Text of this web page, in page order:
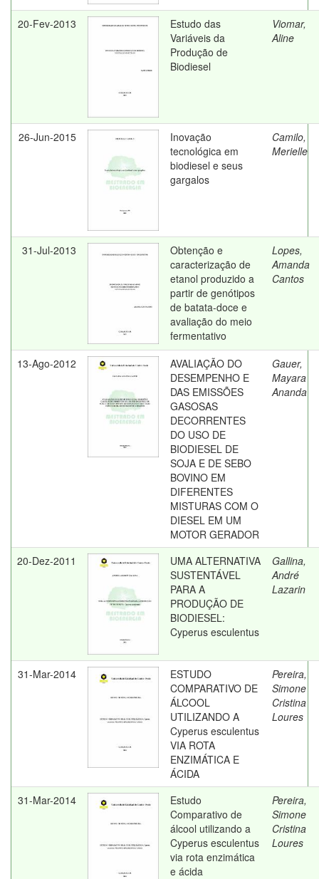
20-Fev-2013
Estudo das
Variáveis da
Produção de
Biodiesel
Viomar,
Aline
26-Jun-2015
Inovação
tecnológica em
biodiesel e seus
gargalos
Camilo,
Merielle
31-Jul-2013
Obtenção e
caracterização de
etanol produzido a
partir de genótipos
de batata-doce e
avaliação do meio
fermentativo
Lopes,
Amanda
Cantos
13-Ago-2012
AVALIAÇÃO DO
DESEMPENHO E
DAS EMISSÕES
GASOSAS
DECORRENTES
DO USO DE
BIODIESEL DE
SOJA E DE SEBO
BOVINO EM
DIFERENTES
MISTURAS COM O
DIESEL EM UM
MOTOR GERADOR
Gauer,
Mayara
Ananda
20-Dez-2011
UMA ALTERNATIVA
SUSTENTÁVEL
PARA A
PRODUÇÃO DE
BIODIESEL:
Cyperus esculentus
Gallina,
André
Lazarin
31-Mar-2014
ESTUDO
COMPARATIVO DE
ÁLCOOL
UTILIZANDO A
Cyperus esculentus
VIA ROTA
ENZIMÁTICA E
ÁCIDA
Pereira,
Simone
Cristina
Loures
31-Mar-2014
Estudo
Comparativo de
álcool utilizando a
Cyperus esculentus
via rota enzimática
e ácida
Pereira,
Simone
Cristina
Loures